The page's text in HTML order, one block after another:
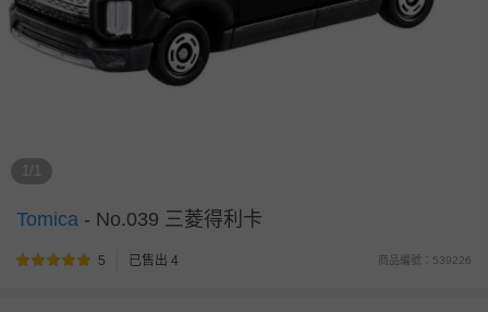
1/1
Tomica - No.039 三菱得利卡
5 已售出 4 商品編號：539226